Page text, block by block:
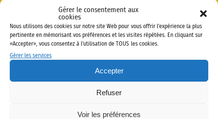
Gérer le consentement aux
cookies
Nous utilisons des cookies sur notre site Web pour vous offrir l'expérience la plus
pertinente en mémorisant vos préférences et les visites répétées. En cliquant sur
«Accepter», vous consentez à l'utilisation de TOUS les cookies.
Gérer les services
Accepter
Refuser
Voir les préférences
Copyright © 2022 Alliance des mobilités
Mentions légales Politique de confidentialité Contact